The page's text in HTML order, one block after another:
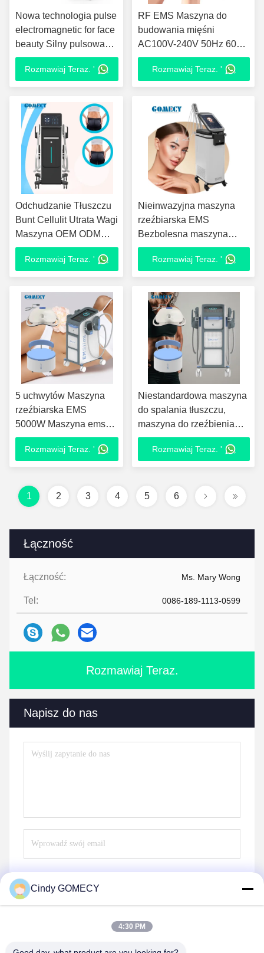
Łączność
Łączność: Ms. Mary Wong
Tel: 0086-189-1113-0599
Rozmawiaj Teraz.
Napisz do nas
Nowa technologia pulse
electromagnetic for face
beauty Silny pulsowany
Ems Mięśnie twarzy
budowanie maszyna
twarzy dla twarzy V
Rozmawiaj Teraz. '
RF EMS Maszyna do
budowania mięśni
AC100V-240V 50Hz 60Hz
z 3 uchwytami
Rozmawiaj Teraz. '
Odchudzanie Tłuszczu
Bunt Cellulit Utrata Wagi
Maszyna OEM ODM
EMS Stymulator Mięśni
Rozmawiaj Teraz. '
Nieinwazyjna maszyna
rzeźbiarska EMS
Bezbolesna maszyna
rzeźbiarska mięśni
Rozmawiaj Teraz. '
5 uchwytów Maszyna
rzeźbiarska EMS
5000W Maszyna ems
body slimming Neo RF z
13 Tesla
Rozmawiaj Teraz. '
Niestandardowa maszyna
do spalania tłuszczu,
maszyna do rzeźbienia
ciała HIEMT
Rozmawiaj Teraz. '
1 2 3 4 5 6
Cindy GOMECY
4:30 PM